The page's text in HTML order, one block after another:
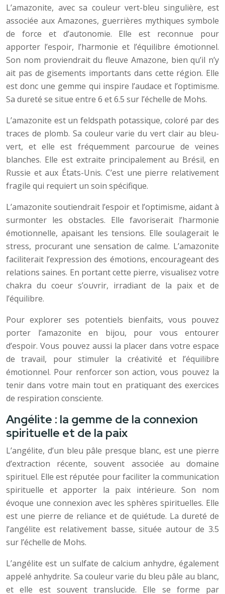
L’amazonite, avec sa couleur vert-bleu singulière, est
associée aux Amazones, guerrières mythiques symbole
de force et d’autonomie. Elle est reconnue pour
apporter l’espoir, l’harmonie et l’équilibre émotionnel.
Son nom proviendrait du fleuve Amazone, bien qu’il n’y
ait pas de gisements importants dans cette région. Elle
est donc une gemme qui inspire l’audace et l’optimisme.
Sa dureté se situe entre 6 et 6.5 sur l’échelle de Mohs.
L’amazonite est un feldspath potassique, coloré par des
traces de plomb. Sa couleur varie du vert clair au bleu-
vert, et elle est fréquemment parcourue de veines
blanches. Elle est extraite principalement au Brésil, en
Russie et aux États-Unis. C’est une pierre relativement
fragile qui requiert un soin spécifique.
L’amazonite soutiendrait l’espoir et l’optimisme, aidant à
surmonter les obstacles. Elle favoriserait l’harmonie
émotionnelle, apaisant les tensions. Elle soulagerait le
stress, procurant une sensation de calme. L’amazonite
faciliterait l’expression des émotions, encourageant des
relations saines. En portant cette pierre, visualisez votre
chakra du coeur s’ouvrir, irradiant de la paix et de
l’équilibre.
Pour explorer ses potentiels bienfaits, vous pouvez
porter l’amazonite en bijou, pour vous entourer
d’espoir. Vous pouvez aussi la placer dans votre espace
de travail, pour stimuler la créativité et l’équilibre
émotionnel. Pour renforcer son action, vous pouvez la
tenir dans votre main tout en pratiquant des exercices
de respiration consciente.
Angélite : la gemme de la connexion
spirituelle et de la paix
L’angélite, d’un bleu pâle presque blanc, est une pierre
d’extraction récente, souvent associée au domaine
spirituel. Elle est réputée pour faciliter la communication
spirituelle et apporter la paix intérieure. Son nom
évoque une connexion avec les sphères spirituelles. Elle
est une pierre de reliance et de quiétude. La dureté de
l’angélite est relativement basse, située autour de 3.5
sur l’échelle de Mohs.
L’angélite est un sulfate de calcium anhydre, également
appelé anhydrite. Sa couleur varie du bleu pâle au blanc,
et elle est souvent translucide. Elle se forme par